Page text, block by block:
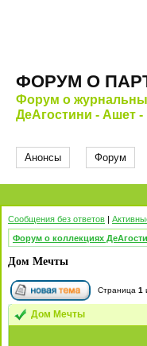
ФОРУМ О
Форум о
ДеАгостини - Ашет -
Анонсы Форум
Сообщения без ответов |
Форум о коллекциях
Дом Мечты
Страница 1
Дом Мечты